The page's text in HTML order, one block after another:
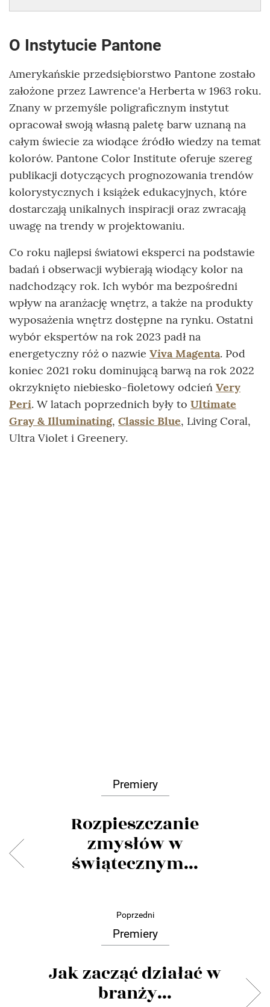
O Instytucie Pantone
Amerykańskie przedsiębiorstwo Pantone zostało
założone przez Lawrence'a Herberta w 1963 roku.
Znany w przemyśle poligraficznym instytut
opracował swoją własną paletę barw uznaną na
całym świecie za wiodące źródło wiedzy na temat
kolorów. Pantone Color Institute oferuje szereg
publikacji dotyczących prognozowania trendów
kolorystycznych i książek edukacyjnych, które
dostarczają unikalnych inspiracji oraz zwracają
uwagę na trendy w projektowaniu.
Co roku najlepsi światowi eksperci na podstawie
badań i obserwacji wybierają wiodący kolor na
nadchodzący rok. Ich wybór ma bezpośredni
wpływ na aranżację wnętrz, a także na produkty
wyposażenia wnętrz dostępne na rynku. Ostatni
wybór ekspertów na rok 2023 padł na
energetyczny róż o nazwie Viva Magenta. Pod
koniec 2021 roku dominującą barwą na rok 2022
okrzyknięto niebiesko-fioletowy odcień Very
Peri. W latach poprzednich były to Ultimate
Gray & Illuminating, Classic Blue, Living Coral,
Ultra Violet i Greenery.
Premiery
Rozpieszczanie
zmysłów w
świątecznym...
Poprzedni
Premiery
Jak zacząć działać w
branży...